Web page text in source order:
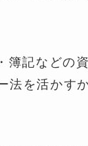
簿記などの
法を活かす